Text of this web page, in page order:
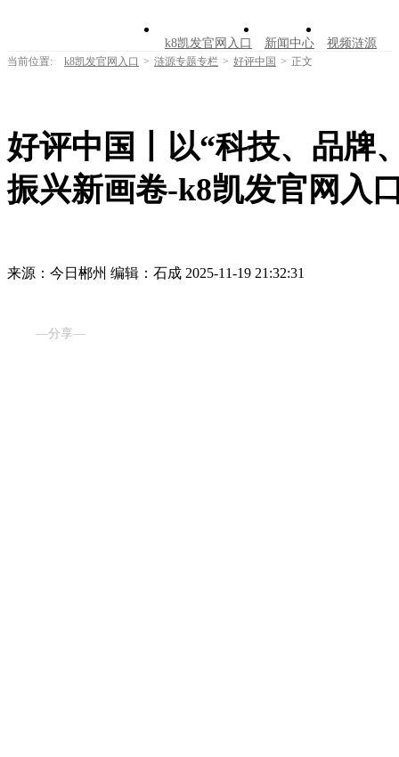
k8凯发官网入口 新闻中心 视频涟源
走进涟源
当前位置: k8凯发官网入口 > 涟源专题专栏 > 好评中国 > 正文
好评中国丨以“科技、品牌
振兴新画卷-k8凯发官网入
来源：今日郴州 编辑：石成 2025-11-19 21:32:31
—分享—